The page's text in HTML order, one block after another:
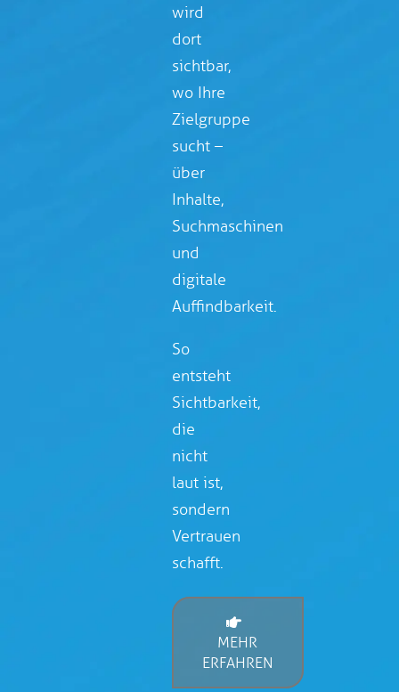
wird
dort
sichtbar,
wo Ihre
Zielgruppe
sucht –
über
Inhalte,
Suchmaschinen
und
digitale
Auffindbarkeit.
So
entsteht
Sichtbarkeit,
die
nicht
laut ist,
sondern
Vertrauen
schafft.
MEHR
ERFAHREN